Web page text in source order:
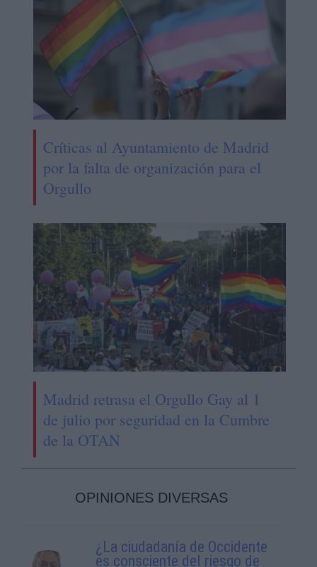
Críticas al Ayuntamiento de Madrid
por la falta de organización para el
Orgullo
Madrid retrasa el Orgullo Gay al 1
de julio por seguridad en la Cumbre
de la OTAN
OPINIONES DIVERSAS
¿La ciudadanía de Occidente
es consciente del riesgo de